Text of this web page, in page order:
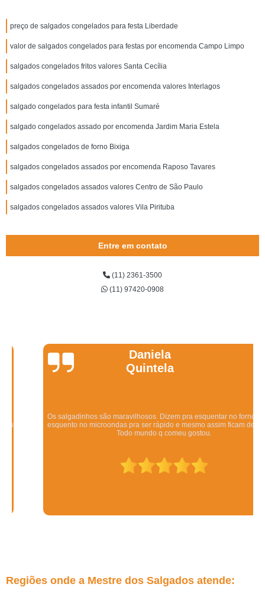
preço de salgados congelados para festa Liberdade
valor de salgados congelados para festas por encomenda Campo Limpo
salgados congelados fritos valores Santa Cecília
salgados congelados assados por encomenda valores Interlagos
salgado congelados para festa infantil Sumaré
salgado congelados assado por encomenda Jardim Maria Estela
salgados congelados de forno Bixiga
salgados congelados assados por encomenda Raposo Tavares
salgados congelados assados valores Centro de São Paulo
salgados congelados assados valores Vila Pirituba
Entre em contato
(11) 2361-3500
(11) 97420-0908
Daniela
Quintela
Os salgadinhos são maravilhosos. Dizem pra esquentar no forno mas eu
esquento no microondas pra ser rápido e mesmo assim ficam deliciosos.
Todo mundo q comeu gostou.
Regiões onde a Mestre dos Salgados atende: